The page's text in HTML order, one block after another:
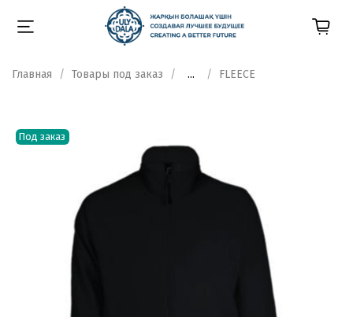
Главная Товары под заказ ... FLEECE
Под заказ